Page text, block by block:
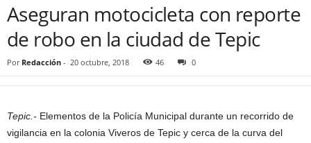
Aseguran motocicleta con reporte
de robo en la ciudad de Tepic
Por Redacción - 20 octubre, 2018 46 0
Tepic.- Elementos de la Policía Municipal durante un recorrido de
vigilancia en la colonia Viveros de Tepic y cerca de la curva del